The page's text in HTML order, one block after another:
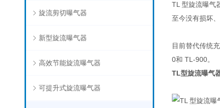
旋流剪切曝气器
新型旋流曝气器
高效节能旋流曝气器
可提升式旋流曝气器
TL 型旋流曝气
至今没有损坏
目前替代传统
0和 TL-900。
TL型旋流曝气